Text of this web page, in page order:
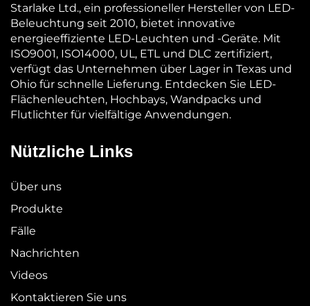
Starlake Ltd., ein professioneller Hersteller von LED-
Beleuchtung seit 2010, bietet innovative
energieeffiziente LED-Leuchten und -Geräte. Mit
ISO9001, ISO14000, UL, ETL und DLC zertifiziert,
verfügt das Unternehmen über Lager in Texas und
Ohio für schnelle Lieferung. Entdecken Sie LED-
Flächenleuchten, Hochbays, Wandpacks und
Flutlichter für vielfältige Anwendungen.
Nützliche Links
Über uns
Produkte
Fälle
Nachrichten
Videos
Kontaktieren Sie uns